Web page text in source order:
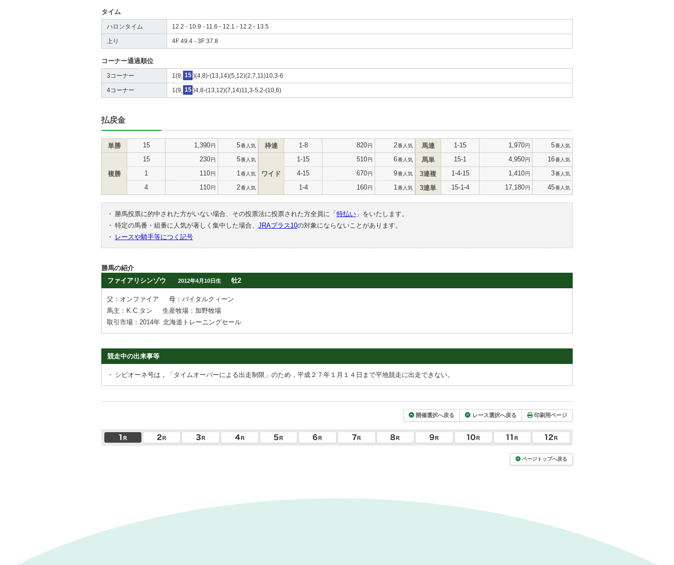
タイム
ハロンタイム 12.2 - 10.9 - 11.6 - 12.1 - 12.2 - 13.5
上り 4F 49.4 - 3F 37.8
コーナー通過順位
3コーナー 1(9, 15 )(4,8)-(13,14)(5,12)(2,7,11)10,3-6
4コーナー 1(9, 15 )4,8-(13,12)(7,14)11,3-5,2-(10,6)
払戻金
単勝 15 1,390円 5番人気
複勝
15 230円 5番人気
1 110円 1 番人気
4 110円 2番人気
枠連 1-8 820円 2番人気
ワイド
1-15 510円 6番人気
4-15 670円 9番人気
1-4 160円 1 番人気
馬連 1-15 1,970円 5番人気
馬単 15-1 4,950円 16番人気
3連複 1-4-15 1,410円 3番人気
3連単 15-1-4 17,180円 45番人気
・ 勝馬投票に的中された方がいない場合、その投票法に投票された方全員に「 特払い」をいたします。
・ 特定の馬番・組番に人気が著しく集中した場合、 JRAプラス10の対象にならないことがあります。
・
レースや騎手等につく記号
勝馬の紹介
ファイアリシンゾウ
2012年4月10日生 牡2
父：オンファイア
母：バイタルクィーン
馬主：K.C.タン
生産牧場：加野牧場
取引市場：2014年 北海道トレーニングセール
競走中の出来事等
・ シピオーネ号は，「タイムオーバーによる出走制限」のため，平成２７年１月１４日まで平地競走に出走できない。
開催選択へ戻る レース選択へ戻る 印刷用ページ
ページトップへ戻る